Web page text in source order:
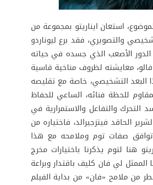
استعان ايناريتو بمجموعة من
والتصويري، فقد برع ليوناردو
الدور الأصعب الذي جسده في حياته
معايشته لظروف مناخية قاسية
البعد التشخيصي، خاصة مع تقليصه
للحظة فنائه، الساعي للحفاظ
والتفاعل والاستمرارية في
الحاقد فيتزجيرالد، فاختياره من
صفات توم وملامحه مع هذا
هنا لتوم يذكرنا باختيارات مخرج
لي فان كليف باقتدار وبراعة
من ملامح «فان» من بداية الفيلم